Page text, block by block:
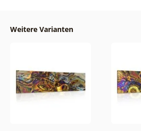
Weitere Varianten